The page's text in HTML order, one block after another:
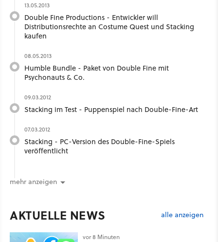
13.05.2013
Double Fine Productions - Entwickler will
Distributionsrechte an Costume Quest und Stacking
kaufen
08.05.2013
Humble Bundle - Paket von Double Fine mit
Psychonauts & Co.
09.03.2012
Stacking im Test - Puppenspiel nach Double-Fine-Art
07.03.2012
Stacking - PC-Version des Double-Fine-Spiels
veröffentlicht
mehr anzeigen
AKTUELLE NEWS alle anzeigen
vor 8 Minuten